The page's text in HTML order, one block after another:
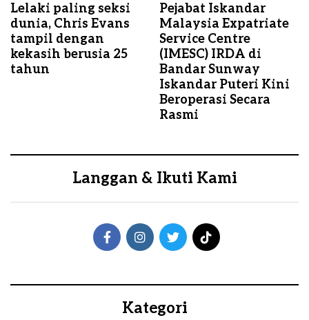
Lelaki paling seksi
dunia, Chris Evans
tampil dengan
kekasih berusia 25
tahun
Pejabat Iskandar
Malaysia Expatriate
Service Centre
(IMESC) IRDA di
Bandar Sunway
Iskandar Puteri Kini
Beroperasi Secara
Rasmi
Langgan & Ikuti Kami
Kategori